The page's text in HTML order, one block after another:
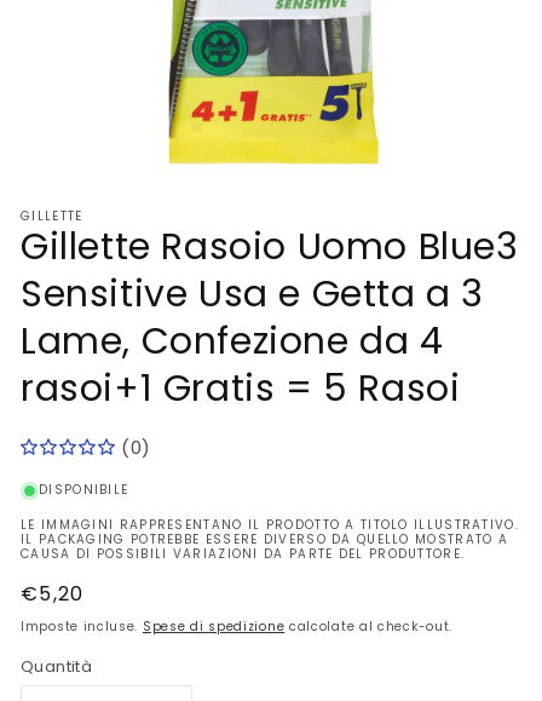
multimediali
1
in
modale
GILLETTE
Gillette Rasoio Uomo Blue3
Sensitive Usa e Getta a 3
Lame, Confezione da 4
rasoi+1 Gratis = 5 Rasoi
(0)
DISPONIBILE
LE IMMAGINI RAPPRESENTANO IL PRODOTTO A TITOLO ILLUSTRATIVO.
IL PACKAGING POTREBBE ESSERE DIVERSO DA QUELLO MOSTRATO A
CAUSA DI POSSIBILI VARIAZIONI DA PARTE DEL PRODUTTORE.
Prezzo
di
€5,20
Imposte incluse. Spese di spedizione calcolate al check-out.
Quantità